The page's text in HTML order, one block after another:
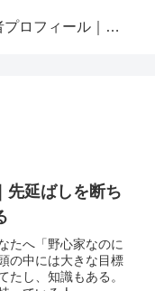
運営者プロフィール｜ミライジュウ
先延ばしを断ち
たへ「野心家なのに
の中には大きな目標
たし、知識もある。